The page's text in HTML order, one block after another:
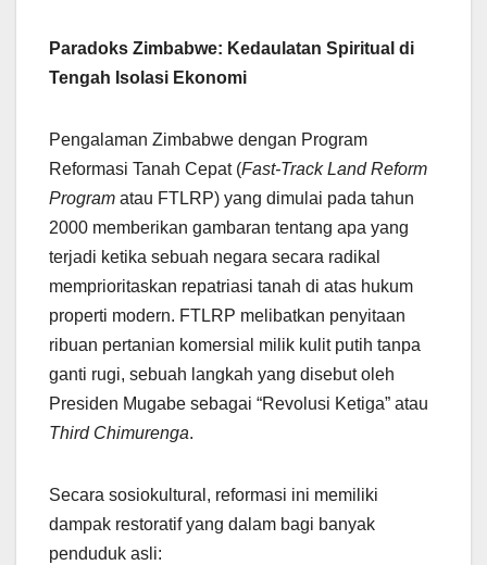
Paradoks Zimbabwe: Kedaulatan Spiritual di
Tengah Isolasi Ekonomi
Pengalaman Zimbabwe dengan Program
Reformasi Tanah Cepat (Fast-Track Land Reform
Program atau FTLRP) yang dimulai pada tahun
2000 memberikan gambaran tentang apa yang
terjadi ketika sebuah negara secara radikal
memprioritaskan repatriasi tanah di atas hukum
properti modern. FTLRP melibatkan penyitaan
ribuan pertanian komersial milik kulit putih tanpa
ganti rugi, sebuah langkah yang disebut oleh
Presiden Mugabe sebagai “Revolusi Ketiga” atau
Third Chimurenga.
Secara sosiokultural, reformasi ini memiliki
dampak restoratif yang dalam bagi banyak
penduduk asli: